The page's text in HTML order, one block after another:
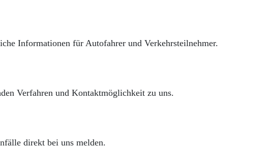
Informationen für Autofahrer und Verkehrsteilnehmer.
Verfahren und Kontaktmöglichkeit zu uns.
direkt bei uns melden.